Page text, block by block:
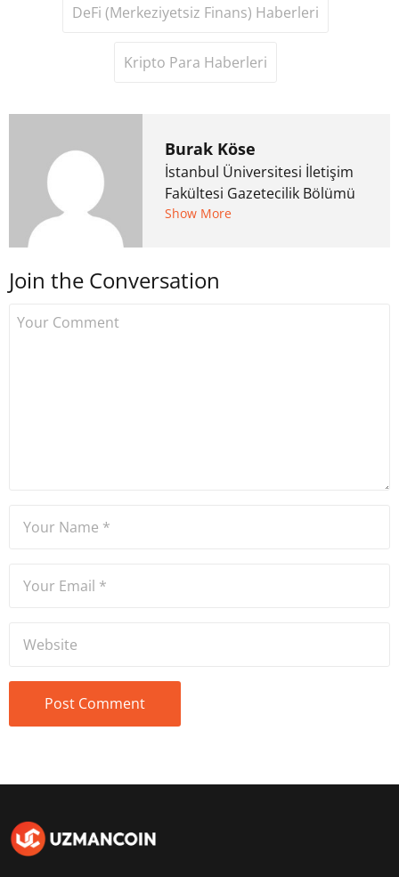
DeFi (Merkeziyetsiz Finans) Haberleri
Kripto Para Haberleri
Burak Köse
İstanbul Üniversitesi İletişim
Fakültesi Gazetecilik Bölümü
mezunu. 6 yıl ana akım
kurdu. 2017'nin Mayıs ayından
Show More
Join the Conversation